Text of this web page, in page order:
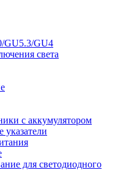
GU5.3/GU4
света
с аккумулятором
для светодиодного